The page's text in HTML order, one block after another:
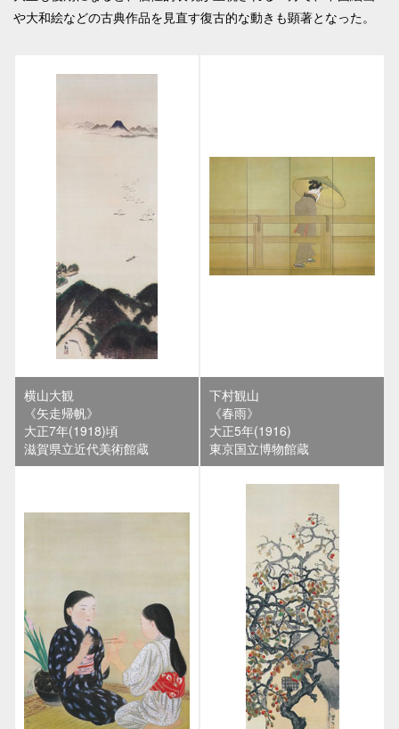
や大和絵などの古典作品を見直す復古的な動きも顕著となった。
横山大観
《矢走帰帆》
大正7年(1918)頃
滋賀県立近代美術館蔵
下村観山
《春雨》
大正5年(1916)
東京国立博物館蔵